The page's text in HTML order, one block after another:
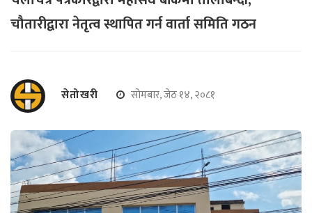
चौतारीद्वारा नेतृत्व स्थापित गर्न वार्ता समिति गठन
सेतोखरी सोमबार, जेठ १४, २०८१